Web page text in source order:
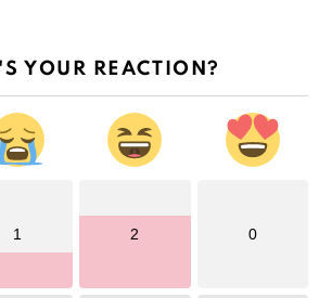
YOUR REACTION?
1 2 0